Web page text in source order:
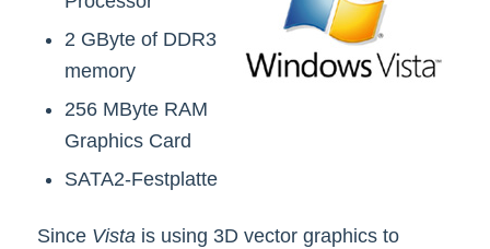
2 GByte of DDR3
memory
256 MByte RAM
Graphics Card
SATA2-Festplatte
Since Vistais using 3D vector graphics to